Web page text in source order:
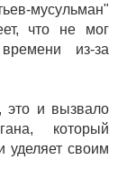
мусульман"
что не мог
из-за
, это и вызвало
который
уделяет своим